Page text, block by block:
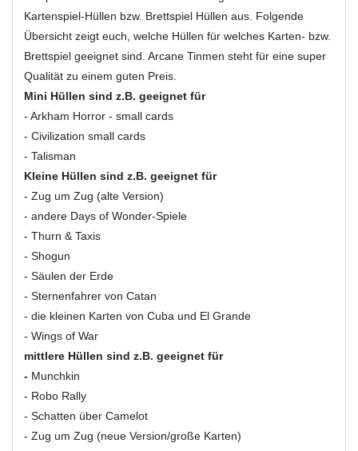
Kartenspiel-Hüllen bzw. Brettspiel Hüllen aus. Folgende
Übersicht zeigt euch, welche Hüllen für welches Karten- bzw.
Brettspiel geeignet sind. Arcane Tinmen steht für eine super
Qualität zu einem guten Preis.
Mini Hüllen sind z.B. geeignet für
- Arkham Horror - small cards
- Civilization small cards
- Talisman
Kleine Hüllen sind z.B. geeignet für
- Zug um Zug (alte Version)
- andere Days of Wonder-Spiele
- Thurn & Taxis
- Shogun
- Säulen der Erde
- Sternenfahrer von Catan
- die kleinen Karten von Cuba und El Grande
- Wings of War
mittlere Hüllen sind z.B. geeignet für
- Munchkin
- Robo Rally
- Schatten über Camelot
- Zug um Zug (neue Version/große Karten)